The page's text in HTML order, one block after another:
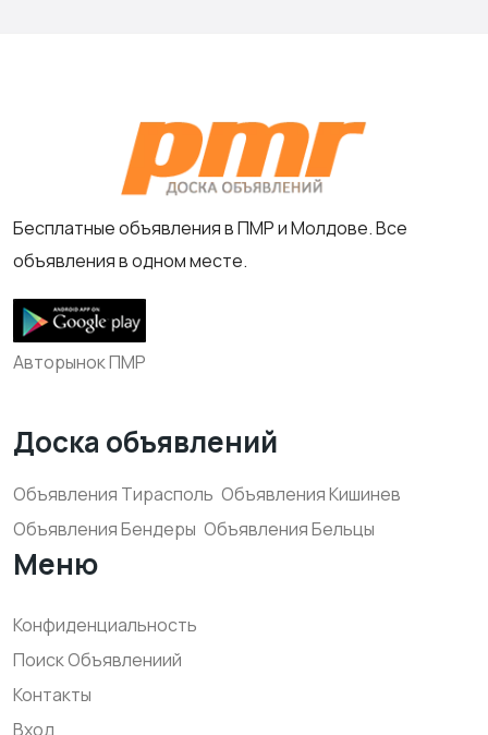
Бесплатные объявления в ПМР и Молдове. Все
объявления в одном месте.
Авторынок ПМР
Доска объявлений
Объявления Тирасполь Объявления Кишинев
Объявления Бендеры Объявления Бельцы
Меню
Конфиденциальность
Поиск Объявлениий
Контакты
Вход